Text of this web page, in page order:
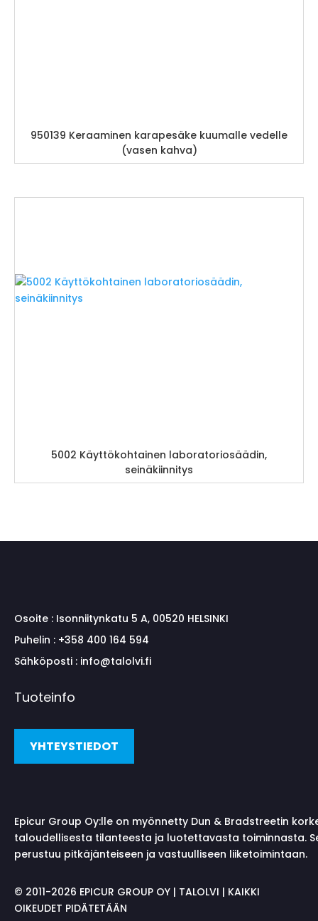
950139 Keraaminen karapesäke kuumalle vedelle
(vasen kahva)
5002 Käyttökohtainen laboratoriosäädin,
seinäkiinnitys
Osoite : Isonniitynkatu 5 A, 00520 HELSINKI
Puhelin : +358 400 164 594
Sähköposti : info@talolvi.fi
Tuoteinfo
YHTEYSTIEDOT
Epicur Group Oy:lle on myönnetty Dun & Bradstreetin
taloudellisesta tilanteesta ja luotettavasta toiminnasta.
perustuu pitkäjänteiseen ja vastuulliseen liiketoimintaan.
© 2011-2026 EPICUR GROUP OY | TALOLVI | KAIKKI
OIKEUDET PIDÄTETÄÄN